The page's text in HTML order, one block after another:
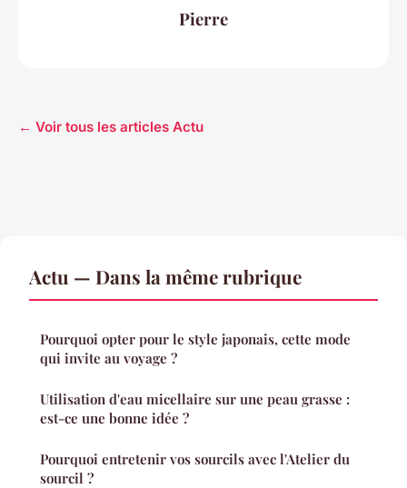
Pierre
← Voir tous les articles Actu
Actu — Dans la même rubrique
Pourquoi opter pour le style japonais, cette mode
qui invite au voyage ?
Utilisation d'eau micellaire sur une peau grasse :
est-ce une bonne idée ?
Pourquoi entretenir vos sourcils avec l'Atelier du
sourcil ?